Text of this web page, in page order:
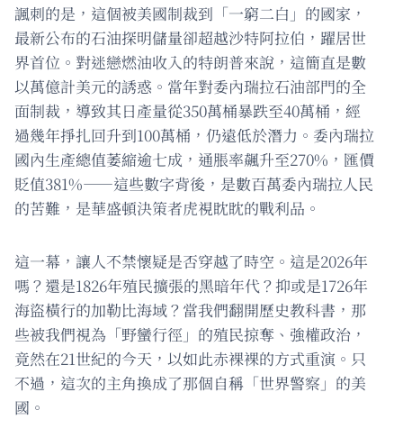
諷刺的是，這個被美國制裁到「一窮二白」的國家，
最新公布的石油探明儲量卻超越沙特阿拉伯，躍居世
界首位。對迷戀燃油收入的特朗普來說，這簡直是數
以萬億計美元的誘惑。當年對委內瑞拉石油部門的全
面制裁，導致其日產量從350萬桶暴跌至40萬桶，經
過幾年掙扎回升到100萬桶，仍遠低於潛力。委內瑞拉
國內生產總值萎縮逾七成，通脹率飆升至270%，匯價
貶值381%——這些數字背後，是數百萬委內瑞拉人民
的苦難，是華盛頓決策者虎視眈眈的戰利品。
這一幕，讓人不禁懷疑是否穿越了時空。這是2026年
嗎？還是1826年殖民擴張的黑暗年代？抑或是1726年
海盜橫行的加勒比海域？當我們翻開歷史教科書，那
些被我們視為「野蠻行徑」的殖民掠奪、強權政治，
竟然在21世紀的今天，以如此赤裸裸的方式重演。只
不過，這次的主角換成了那個自稱「世界警察」的美
國。